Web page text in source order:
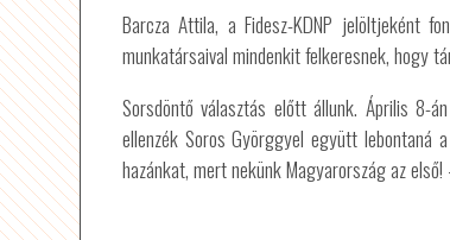
Barcza Attila, a Fidesz-KDNP jelöltjeként
munkatársaival mindenkit felkeresnek, hogy
Sorsdöntő választás előtt állunk. Április 8-
ellenzék Soros Györggyel együtt lebontaná
hazánkat, mert nekünk Magyarország az